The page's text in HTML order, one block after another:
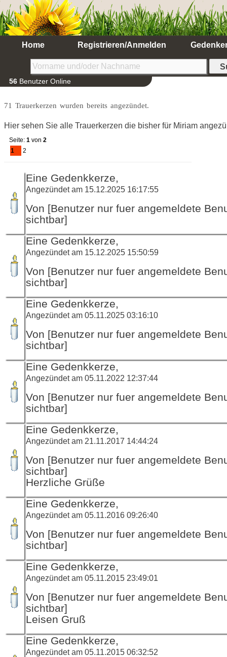
Home Registrieren/Anmelden
56 Benutzer Online
71 Trauerkerzen wurden bereits angezündet.
Hier sehen Sie alle Trauerkerzen die bisher für Miriam
Seite: 1 von 2
1
2
Eine Gedenkkerze,
Angezündet am 15.12.2025 16:17:55
Von [Benutzer nur fuer angemeldete
sichtbar]
Eine Gedenkkerze,
Angezündet am 15.12.2025 15:50:59
Von [Benutzer nur fuer angemeldete
sichtbar]
Eine Gedenkkerze,
Angezündet am 05.11.2025 03:16:10
Von [Benutzer nur fuer angemeldete
sichtbar]
Eine Gedenkkerze,
Angezündet am 05.11.2022 12:37:44
Von [Benutzer nur fuer angemeldete
sichtbar]
Eine Gedenkkerze,
Angezündet am 21.11.2017 14:44:24
Von [Benutzer nur fuer angemeldete
sichtbar]
Herzliche Grüße
Eine Gedenkkerze,
Angezündet am 05.11.2016 09:26:40
Von [Benutzer nur fuer angemeldete
sichtbar]
Eine Gedenkkerze,
Angezündet am 05.11.2015 23:49:01
Von [Benutzer nur fuer angemeldete
sichtbar]
Leisen Gruß
Eine Gedenkkerze,
Angezündet am 05.11.2015 06:32:52